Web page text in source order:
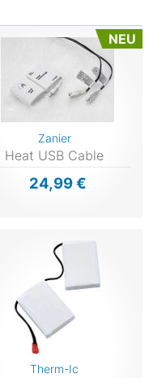
NEU
Zanier
Heat USB Cable
24,99 €
Therm-Ic